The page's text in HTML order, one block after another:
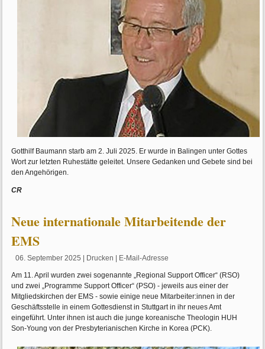
Gotthilf Baumann starb am 2. Juli 2025. Er wurde in Balingen unter Gottes
Wort zur letzten Ruhestätte geleitet. Unsere Gedanken und Gebete sind bei
den Angehörigen.
CR
Neue internationale Mitarbeitende der
EMS
06. September 2025 | Drucken | E-Mail-Adresse
Am 11. April wurden zwei sogenannte „Regional Support Officer“ (RSO)
und zwei „Programme Support Officer“ (PSO) - jeweils aus einer der
Mitgliedskirchen der EMS - sowie einige neue Mitarbeiter:innen in der
Geschäftsstelle in einem Gottesdienst in Stuttgart in ihr neues Amt
eingeführt. Unter ihnen ist auch die junge koreanische Theologin HUH
Son-Young von der Presbyterianischen Kirche in Korea (PCK).